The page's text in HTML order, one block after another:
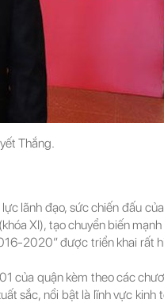
Thắng.
lãnh đạo, sức chiến đấu
XI), tạo chuyển biến
2020” được triển khai rất
của quận kèm theo các
sắc, nổi bật là lĩnh vực kinh